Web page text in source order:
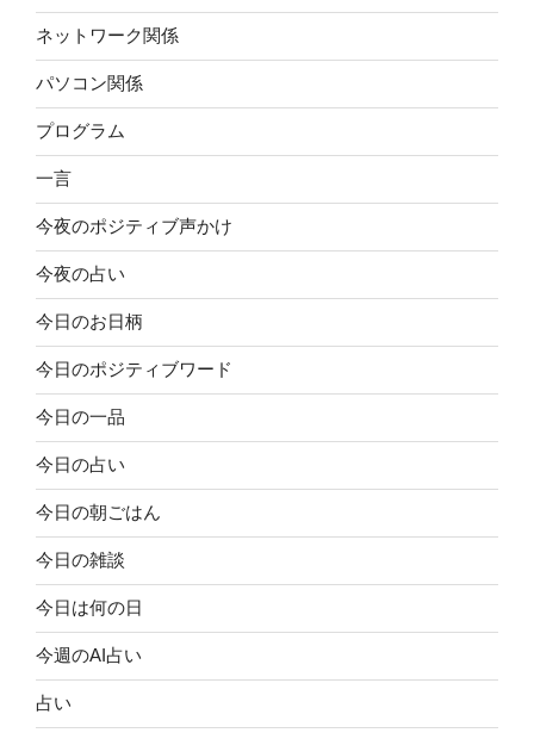
ネットワーク関係
パソコン関係
プログラム
一言
今夜のポジティブ声かけ
今夜の占い
今日のお日柄
今日のポジティブワード
今日の一品
今日の占い
今日の朝ごはん
今日の雑談
今日は何の日
今週のAI占い
占い